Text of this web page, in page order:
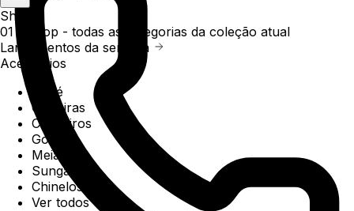
Shop
01 /
Shop - todas as categorias da coleção atual
Lançamentos da semana
Acessórios
Boné
Carteiras
Chaveiros
Gorros
Meias
Sunga
Chinelos
Ver todos